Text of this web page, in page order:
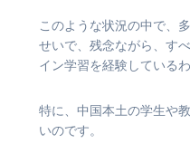
このような状況の中で、
せいで、残念ながら、す
イン学習を経験している
特に、中国本土の学生や
いのです。